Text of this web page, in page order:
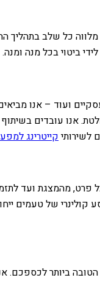
כל שלב בתהליך
ביטוי בכל מנה ומנה.
ועוד – אנו
אנו עובדים
לשירותי קייטרינג
מהמצגת ועד
של טעמים
מה שמבטיח שתקבלו את